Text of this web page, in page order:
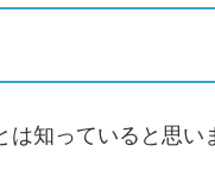
知っていると思